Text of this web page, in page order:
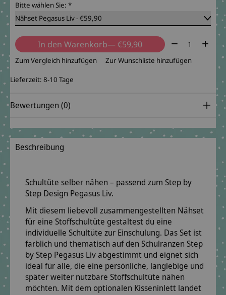
Bitte wählen Sie: *
In den Warenkorb — €59,90 Menge:
Zum Vergleich hinzufügen Zur Wunschliste hinzufügen
Lieferzeit: 8-10 Tage
Bewertungen (0)
Beschreibung
Schultüte selber nähen – passend zum Step by
Step Design Pegasus Liv.
Mit diesem liebevoll zusammengestellten Nähset
für eine Stoffschultüte gestaltest du eine
individuelle Schultüte zur Einschulung. Das Set ist
farblich und thematisch auf den Schulranzen Step
by Step Pegasus Livabgestimmt und eignet sich
ideal für alle, die eine persönliche, langlebige und
später weiter nutzbare Stoffschultüte nähen
möchten. Mit dem optionalen Kisseninlett landet